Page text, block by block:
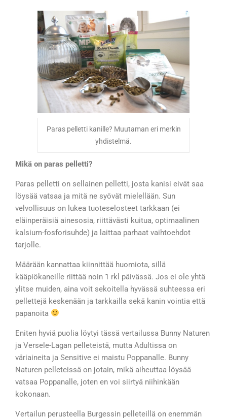
Paras pelletti kanille? Muutaman eri merkin
yhdistelmä.
Mikä on paras pelletti?
Paras pelletti on sellainen pelletti, josta kanisi eivät saa
löysää vatsaa ja mitä ne syövät mielellään. Sun
velvollisuus on lukea tuoteselosteet tarkkaan (ei
eläinperäisiä ainesosia, riittävästi kuitua, optimaalinen
kalsium-fosforisuhde) ja laittaa parhaat vaihtoehdot
tarjolle.
Määrään kannattaa kiinnittää huomiota, sillä
kääpiökaneille riittää noin 1 rkl päivässä. Jos ei ole yhtä
ylitse muiden, aina voit sekoitella hyvässä suhteessa eri
pellettejä keskenään ja tarkkailla sekä kanin vointia että
papanoita
Eniten hyviä puolia löytyi tässä vertailussa Bunny Naturen
ja Versele-Lagan pelleteistä, mutta Adultissa on
väriaineita ja Sensitive ei maistu Poppanalle. Bunny
Naturen pelleteissä on jotain, mikä aiheuttaa löysää
vatsaa Poppanalle, joten en voi siirtyä niihinkään
kokonaan.
Vertailun perusteella Burgessin pelleteillä on enemmän